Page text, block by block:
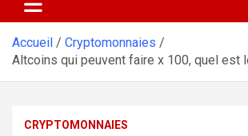
Accueil
Cryptomonnaies
Altcoins qui peuvent faire x 100, quel est
CRYPTOMONNAIES